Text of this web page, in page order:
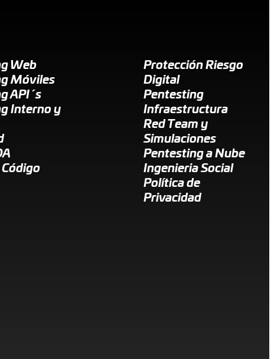
Web
Móviles
API´s
Interno y
Protección Riesgo
Digital
Pentesting
Infraestructura
Red Team y
Simulaciones
Pentesting a Nube
Ingenieria Social
Política de
Privacidad